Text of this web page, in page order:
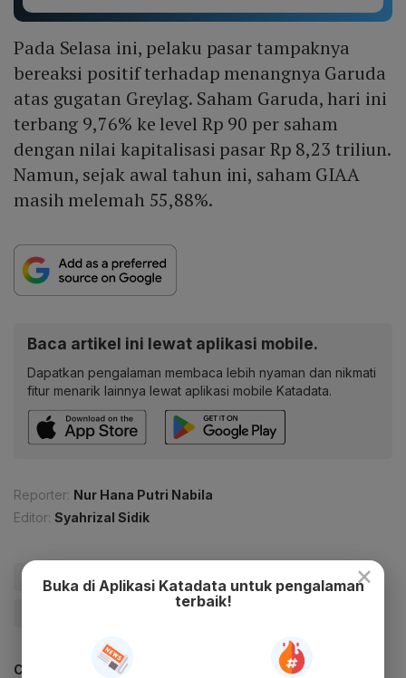
Pada Selasa ini, pelaku pasar tampaknya
bereaksi positif terhadap menangnya Garuda
atas gugatan Greylag. Saham Garuda, hari ini
terbang 9,76% ke level Rp 90 per saham
dengan nilai kapitalisasi pasar Rp 8,23 triliun.
Namun, sejak awal tahun ini, saham GIAA
masih melemah 55,88%.
Baca artikel ini lewat aplikasi mobile.
Dapatkan pengalaman membaca lebih nyaman dan nikmati
fitur menarik lainnya lewat aplikasi mobile Katadata.
Reporter: Nur Hana Putri Nabila
Editor: Syahrizal Sidik
#Garuda Indonesia #Greylag
CEK JUGA DATA INI
×
Buka di Aplikasi Katadata untuk pengalaman
terbaik!